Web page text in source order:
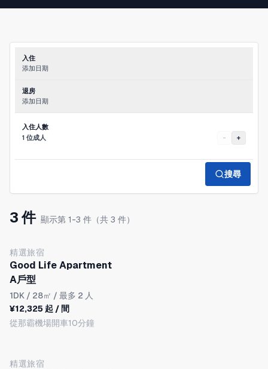
→ Umikaji Terrace（海風露台）
入住
添加日期
退房
添加日期
入住人數
1 位成人
- +
搜尋
3 件 顯示第 1-3 件（共 3 件）
精選旅宿
Good Life Apartment
A戶型
1DK / 28㎡ / 最多 2 人
¥12,325 起 / 間
從那霸機場開車10分鐘
精選旅宿